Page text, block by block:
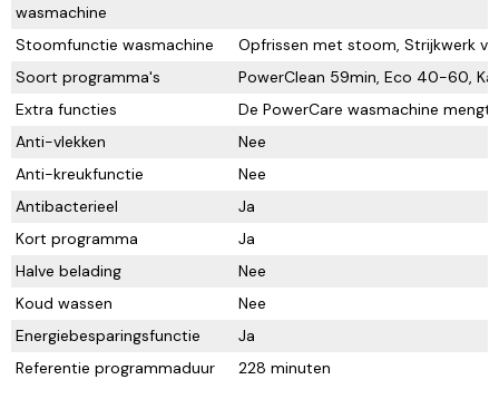
wasmachine
Stoomfunctie wasmachine
Opfrissen met stoom, Strijkwerk
Soort programma's
PowerClean 59min, Eco 40-60,
Extra functies
De PowerCare wasmachine
Anti-vlekken
Nee
Anti-kreukfunctie
Nee
Antibacterieel
Ja
Kort programma
Ja
Halve belading
Nee
Koud wassen
Nee
Energiebesparingsfunctie
Ja
Referentie programmaduur
228 minuten